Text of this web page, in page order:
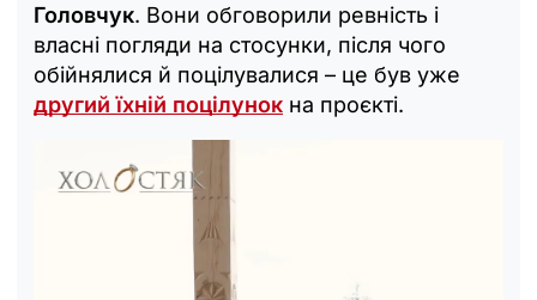
Головчук. Вони обговорили ревність і
власні погляди на стосунки, після чого
обійнялися й поцілувалися – це був уже
другий їхній поцілунок на проєкті.